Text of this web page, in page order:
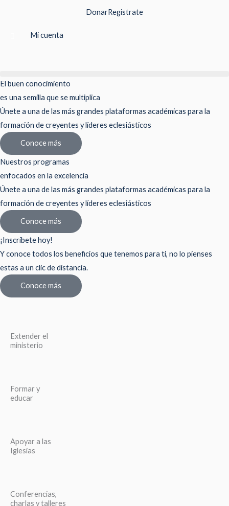
contenido
DonarRegistrate
Mi cuenta
El buen conocimiento
es una semilla que se multiplica
Únete a una de las más grandes plataformas académicas para la
formación de creyentes y líderes eclesiásticos
Conoce más
Nuestros programas
enfocados en la excelencia
Únete a una de las más grandes plataformas académicas para la
formación de creyentes y líderes eclesiásticos
Conoce más
¡Inscríbete hoy!
Y conoce todos los beneficios que tenemos para ti, no lo pienses
estas a un clic de distancia.
Conoce más
Extender el
ministerio
Formar y
educar
Apoyar a las
Iglesias
Conferencias,
charlas y talleres